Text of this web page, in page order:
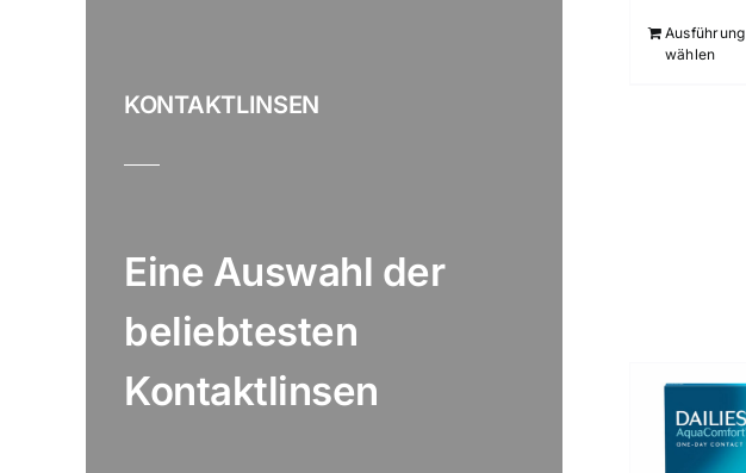
KONTAKTLINSEN
Eine Auswahl der
beliebtesten
Kontaktlinsen
Ausführung
wählen